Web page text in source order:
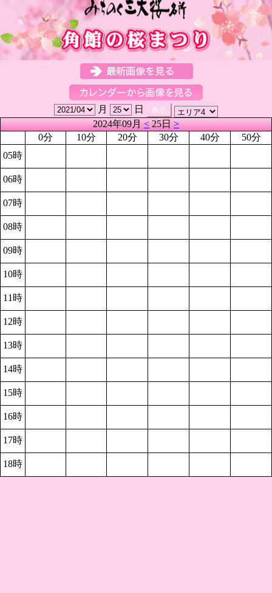
月
日
2024年09月<25日>
0分
10分 20分 30分 40分
50分
05時
06時
07時
08時
09時
10時
11時
12時
13時
14時
15時
16時
17時
18時